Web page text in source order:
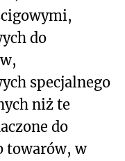
do
specjalnego
niż te
do
towarów, w